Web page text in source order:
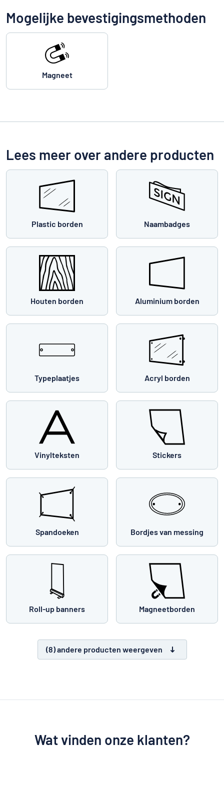
Mogelijke bevestigingsmethoden
Magneet
Lees meer over andere producten
Plastic borden Naambadges
Houten borden Aluminium borden
Typeplaatjes Acryl borden
Vinylteksten Stickers
Spandoeken Bordjes van messing
Roll-up banners Magneetborden
(8) andere producten weergeven
Wat vinden onze klanten?